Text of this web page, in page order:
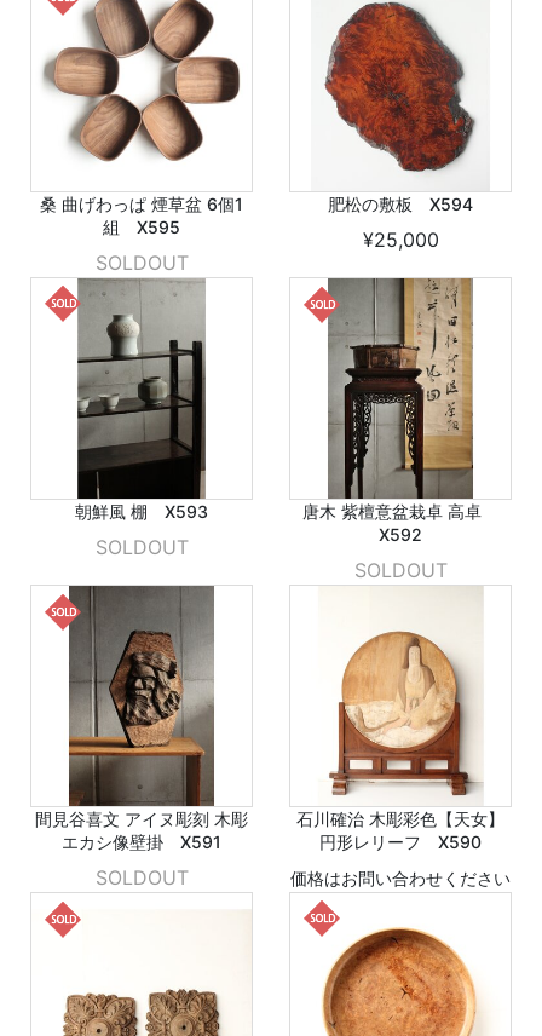
桑 曲げわっぱ 煙草盆 6個1
組 X595
SOLDOUT
肥松の敷板 X594
¥25,000
朝鮮風 棚 X593
SOLDOUT
唐木 紫檀意盆栽卓 高卓
X592
SOLDOUT
間見谷喜文 アイヌ彫刻 木彫
エカシ像壁掛 X591
SOLDOUT
石川確治 木彫彩色【天女】
円形レリーフ X590
価格はお問い合わせください